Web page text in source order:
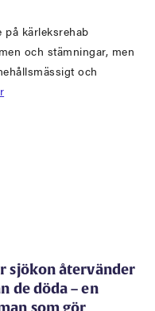
på kärleksrehab
och stämningar, men
och
sjökon återvänder
de döda – en